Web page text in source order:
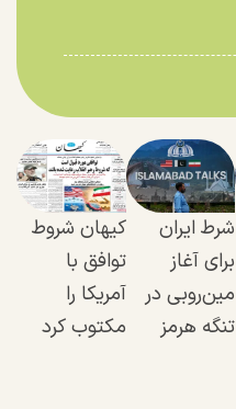
شرط ایران
برای آغاز
مین‌روبی در
تنگه هرمز
کیهان شروط
توافق با
آمریکا را
مکتوب کرد